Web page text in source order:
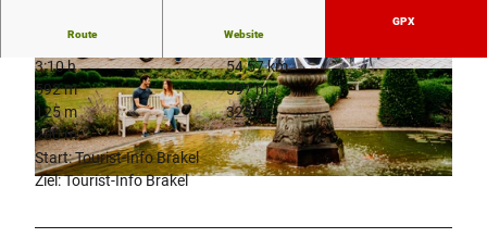
© Teutoburger Wald Tourismus/Stadt Brakel |
© Teutoburger Wald Tourismus, Stadt Brakel |
CC-BY-SA
© Teutoburger Wald Tourismus, D. Ketz
Route Website
GPX
3:10 h
54,57 km
592 m
597 m
125 m
325 m
200 m
Start: Tourist-Info Brakel
Ziel: Tourist-Info Brakel